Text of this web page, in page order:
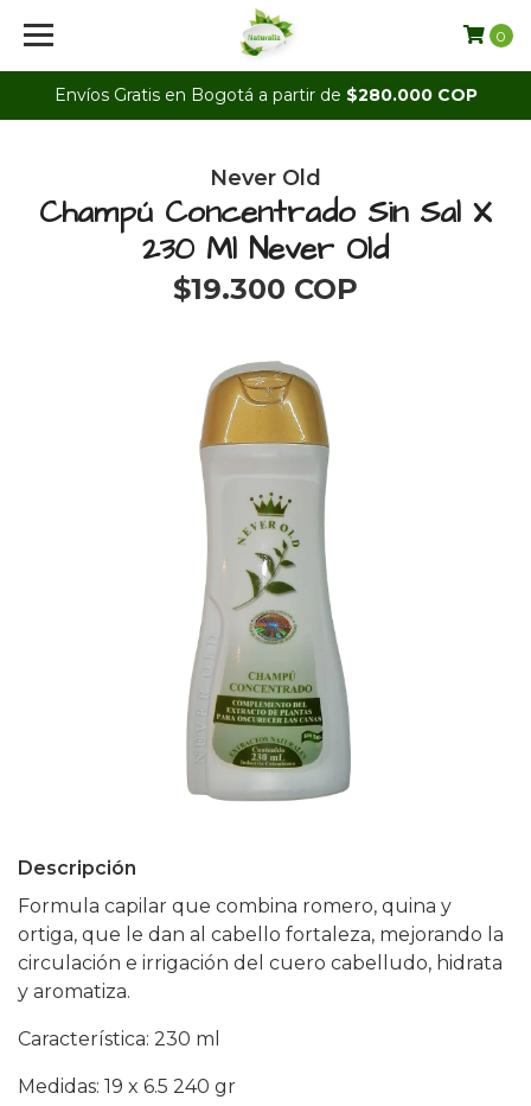
Envíos Gratis en Bogotá a partir de $280.000 COP
0
Never Old
Champú Concentrado Sin Sal X
230 Ml Never Old
$19.300 COP
Descripción
Formula capilar que combina romero, quina y
ortiga, que le dan al cabello fortaleza, mejorando la
circulación e irrigación del cuero cabelludo, hidrata
y aromatiza.
Característica: 230 ml
Medidas: 19 x 6.5 240 gr